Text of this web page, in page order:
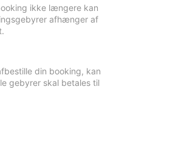
ikke længere kan
afhænger af
din booking, kan
gebyrer skal betales til